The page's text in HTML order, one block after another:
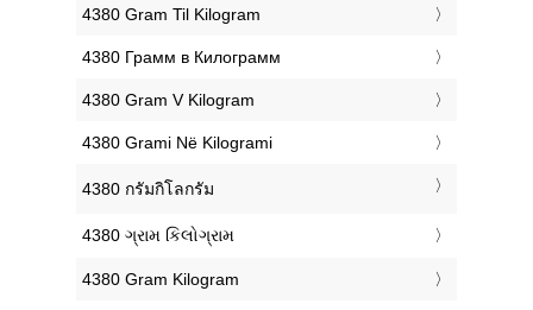
‎4380 Gram Til Kilogram
‎4380 Грамм в Килограмм
‎4380 Gram V Kilogram
‎4380 Grami Në Kilogrami
‎4380 กรัมกิโลกรัม
‎4380 ગ્રામ કિલોગ્રામ
‎4380 Gram Kilogram